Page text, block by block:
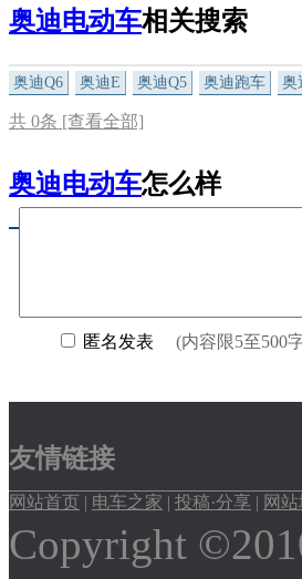
奥迪电动车相关搜索
奥迪Q6 奥迪E 奥迪Q5 奥迪跑车 奥
共 0条 [查看全部]
奥迪电动车怎么样
友情链接
网站首页 | 电车之家 | 投稿·分享 | 网
Copyright